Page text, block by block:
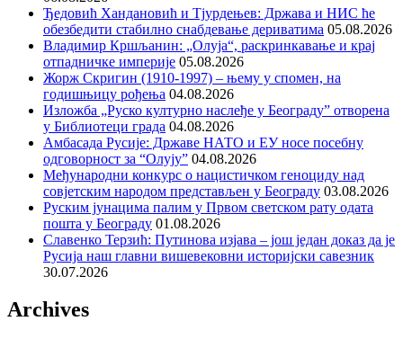
Ђедовић Хандановић и Тјурдењев: Држава и НИС ће
обезбедити стабилно снабдевање дериватима 05.08.2026
Владимир Кршљанин: „Олуја“, раскринкавање и крај
отпадничке империје 05.08.2026
Жорж Скригин (1910-1997) – њему у спомен, на
годишњицу рођења 04.08.2026
Изложба „Руско културно наслеђе у Београду” отворена
у Библиотеци града 04.08.2026
Амбасада Русије: Државе НАТО и ЕУ носе посебну
одговорност за “Олују” 04.08.2026
Међународни конкурс о нацистичком геноциду над
совјетским народом представљен у Београду 03.08.2026
Руским јунацима палим у Првом светском рату одата
пошта у Београду 01.08.2026
Славенко Терзић: Путинова изјава – још један доказ да је
Русија наш главни вишевековни историјски савезник
30.07.2026
Archives